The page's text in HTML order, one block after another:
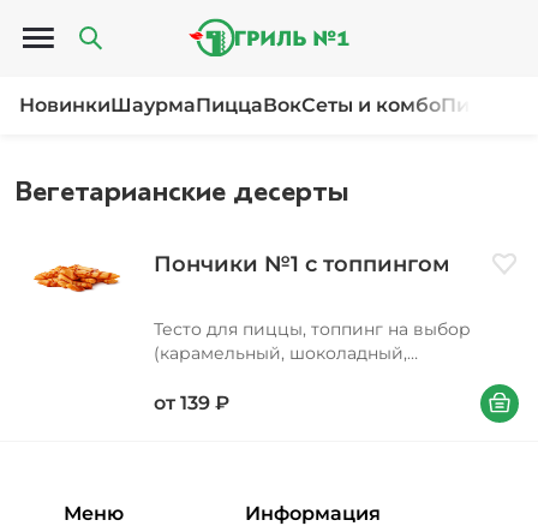
Открыть меню
НовинкиШаурмаПиццаВокСеты и комбоПироги
Вегетарианские десерты
Пончики №1 с топпингом
Тесто для пиццы, топпинг на выбор
(карамельный, шоколадный,
от 139 ₽ В
Меню Информация